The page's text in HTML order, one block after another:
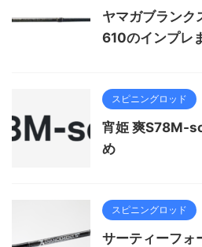
ヤマガブランク
610のインプレ
スピニングロッド
宵姫 爽S78M-
め
スピニングロッド
サーティーフォ